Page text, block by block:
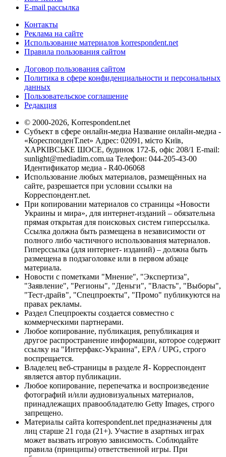
E-mail рассылка
Контакты
Реклама на сайте
Использование материалов korrespondent.net
Правила пользования сайтом
Договор пользования сайтом
Политика в сфере конфиденциальности и персональных
данных
Пользовательское соглашение
Редакция
© 2000-2026, Korrespondent.net
Субъект в сфере онлайн-медиа Название онлайн-медиа -
«КореспонденТ.net» Адрес: 02091, місто Київ,
ХАРКІВСЬКЕ ШОСЕ, будинок 172-Б, офіс 208/1 E-mail:
sunlight@mediadim.com.ua Телефон: 044-205-43-00
Идентификатор медиа - R40-06068
Использование любых материалов, размещённых на
сайте, разрешается при условии ссылки на
Корреспондент.net.
При копировании материалов со страницы «Новости
Украины и мира», для интернет-изданий – обязательна
прямая открытая для поисковых систем гиперссылка.
Ссылка должна быть размещена в независимости от
полного либо частичного использования материалов.
Гиперссылка (для интернет- изданий) – должна быть
размещена в подзаголовке или в первом абзаце
материала.
Новости с пометками "Мнение", "Экспертиза",
"Заявление", "Регионы", "Деньги", "Власть", "Выборы",
"Тест-драйв", "Спецпроекты", "Промо" публикуются на
правах рекламы.
Раздел Спецпроекты создается совместно с
коммерческими партнерами.
Любое копирование, публикация, републикация и
другое распространение информации, которое содержит
ссылку на "Интерфакс-Украина", EPA / UPG, строго
воспрещается.
Владелец веб-страницы в разделе Я- Корреспондент
является автор публикации.
Любое копирование, перепечатка и воспроизведение
фотографий и/или аудиовизуальных материалов,
принадлежащих правообладателю Getty Images, строго
запрещено.
Материалы сайта korrespondent.net предназначены для
лиц старше 21 года (21+). Участие в азартных играх
может вызвать игровую зависимость. Соблюдайте
правила (принципы) ответственной игры. При